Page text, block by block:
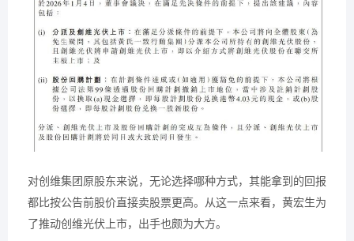
对创维集团原股东来说，无论选择哪种方式，其能拿到的回报
都比按公告前股价直接卖股票更高。从这一点来看，黄宏生为
了推动创维光伏上市，出手也颇为大方。